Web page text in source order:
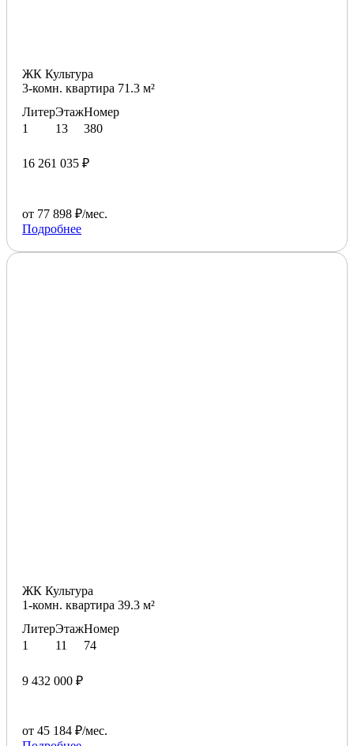
ЖК Культура
3-комн. квартира 71.3 м²
Литер
1
Этаж
13
Номер
380
16 261 035 ₽
от 77 898 ₽/мес.
Подробнее
ЖК Культура
1-комн. квартира 39.3 м²
Литер
1
Этаж
11
Номер
74
9 432 000 ₽
от 45 184 ₽/мес.